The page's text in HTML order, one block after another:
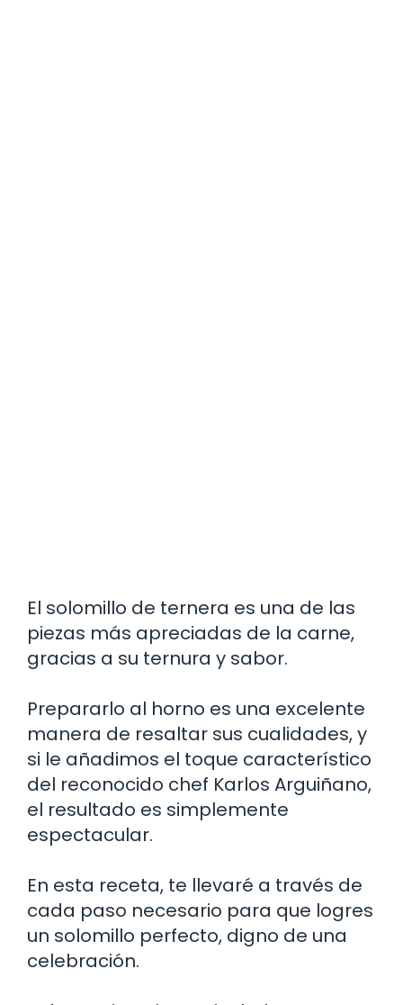
El solomillo de ternera es una de las
piezas más apreciadas de la carne,
gracias a su ternura y sabor.
Prepararlo al horno es una excelente
manera de resaltar sus cualidades, y
si le añadimos el toque característico
del reconocido chef Karlos Arguiñano,
el resultado es simplemente
espectacular.
En esta receta, te llevaré a través de
cada paso necesario para que logres
un solomillo perfecto, digno de una
celebración.